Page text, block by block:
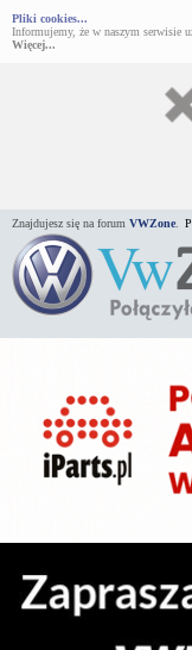
Pliki cookies...
Informujemy, że w naszym serwisie
Więcej...
Znajdujesz się na forum VWZone